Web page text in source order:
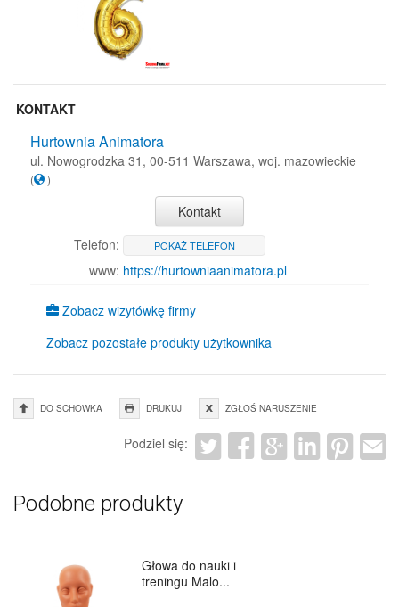
KONTAKT
Hurtownia Animatora
ul. Nowogrodzka 31, 00-511 Warszawa, woj. mazowieckie
( )
Kontakt
Telefon:
POKAŻ TELEFON
www: https://hurtowniaanimatora.pl
Zobacz wizytówkę firmy
Zobacz pozostałe produkty użytkownika
DO SCHOWKA DRUKUJ ZGŁOŚ NARUSZENIE
Podziel się:
Podobne produkty
Głowa do nauki i
treningu Malo...